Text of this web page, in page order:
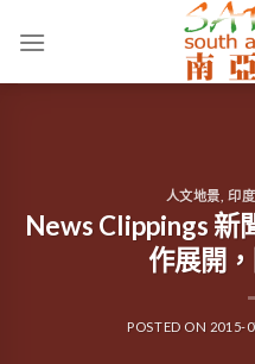
人文地景 ,印度
News Clippings 新
作展開
POSTED ON 2015-